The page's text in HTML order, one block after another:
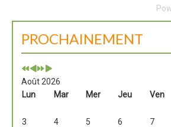
PROCHAINEMENT
Août 2026
Lun
Mar Mer Jeu Ven
3
4 5 6 7